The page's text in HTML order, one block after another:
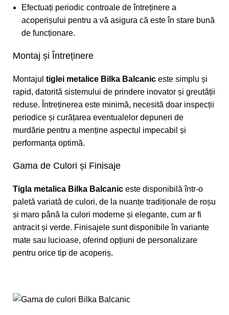
Efectuați periodic controale de întreținere a
acoperișului pentru a vă asigura că este în stare bună
de funcționare.
Montaj și Întreținere
Montajul tiglei metalice Bilka Balcanic este simplu și
rapid, datorită sistemului de prindere inovator și greutății
reduse. Întreținerea este minimă, necesită doar inspecții
periodice și curățarea eventualelor depuneri de
murdărie pentru a menține aspectul impecabil și
performanța optimă.
Gama de Culori și Finisaje
Tigla metalica Bilka Balcanic este disponibilă într-o
paletă variată de culori, de la nuanțe tradiționale de roșu
și maro până la culori moderne și elegante, cum ar fi
antracit și verde. Finisajele sunt disponibile în variante
mate sau lucioase, oferind opțiuni de personalizare
pentru orice tip de acoperiș.